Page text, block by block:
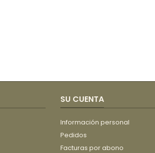
SU CUENTA
Información personal
Pedidos
Facturas por abono